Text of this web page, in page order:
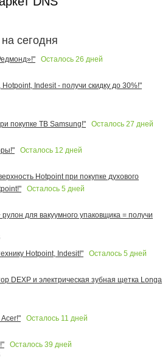
сегодня
Осталось 26 дней
Indesit - получи скидку до 30%!"
покупке ТВ Samsung!"
Осталось 27 дней
Осталось 12 дней
Hotpoint при покупке духового
Осталось 5 дней
для вакуумного упаковщика = получи
Hotpoint, Indesit!"
Осталось 5 дней
DEXP и электрическая зубная щетка Longa
Осталось 11 дней
Осталось 39 дней